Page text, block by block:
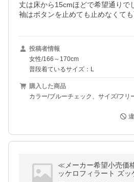
丈は床から15cmほどで希望通りで
袖はボタンを止めても止めなくても
投稿者情報
女性/166～170cm
普段着ているサイズ：L
購入した商品
カラー/ブルーチェック、サイズ/フリ
≪メーカー希望小売価
ッケロフィラート ズッ